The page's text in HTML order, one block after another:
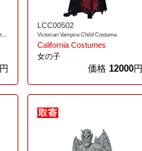
Moonloght Shimmer Witch Children Costume
円
LCC00502
Victorian Vampire Child Costume
California Costumes
女の子
価格 12000円